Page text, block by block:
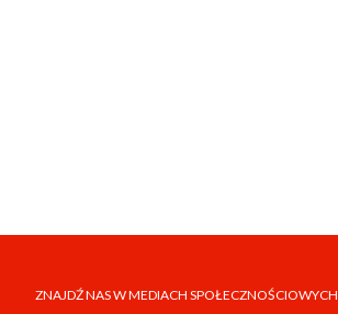
ZNAJDŹ NAS W MEDIACH SPOŁECZNOŚCIOWYCH